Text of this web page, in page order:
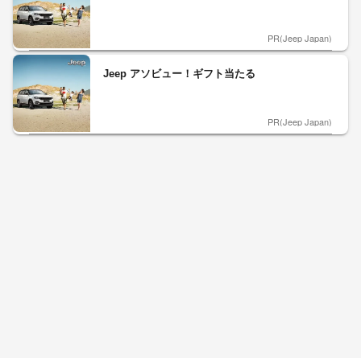
PR(Jeep Japan)
Jeep アソビュー！ギフト当たる
PR(Jeep Japan)